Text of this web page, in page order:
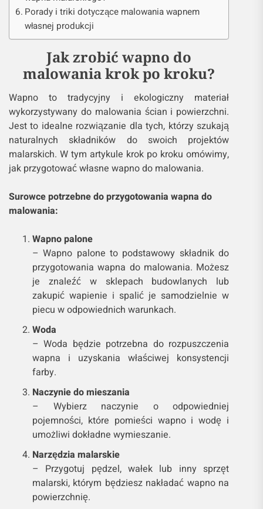
Porady i triki dotyczące malowania wapnem
własnej produkcji
Jak zrobić wapno do
malowania krok po kroku?
Wapno to tradycyjny i ekologiczny materiał
wykorzystywany do malowania ścian i powierzchni.
Jest to idealne rozwiązanie dla tych, którzy szukają
naturalnych składników do swoich projektów
malarskich. W tym artykule krok po kroku omówimy,
jak przygotować własne wapno do malowania.
Surowce potrzebne do przygotowania wapna do
malowania:
Wapno palone
– Wapno palone to podstawowy składnik do
przygotowania wapna do malowania. Możesz
je znaleźć w sklepach budowlanych lub
zakupić wapienie i spalić je samodzielnie w
piecu w odpowiednich warunkach.
Woda
– Woda będzie potrzebna do rozpuszczenia
wapna i uzyskania właściwej konsystencji
farby.
Naczynie do mieszania
– Wybierz naczynie o odpowiedniej
pojemności, które pomieści wapno i wodę i
umożliwi dokładne wymieszanie.
Narzędzia malarskie
– Przygotuj pędzel, wałek lub inny sprzęt
malarski, którym będziesz nakładać wapno na
powierzchnię.